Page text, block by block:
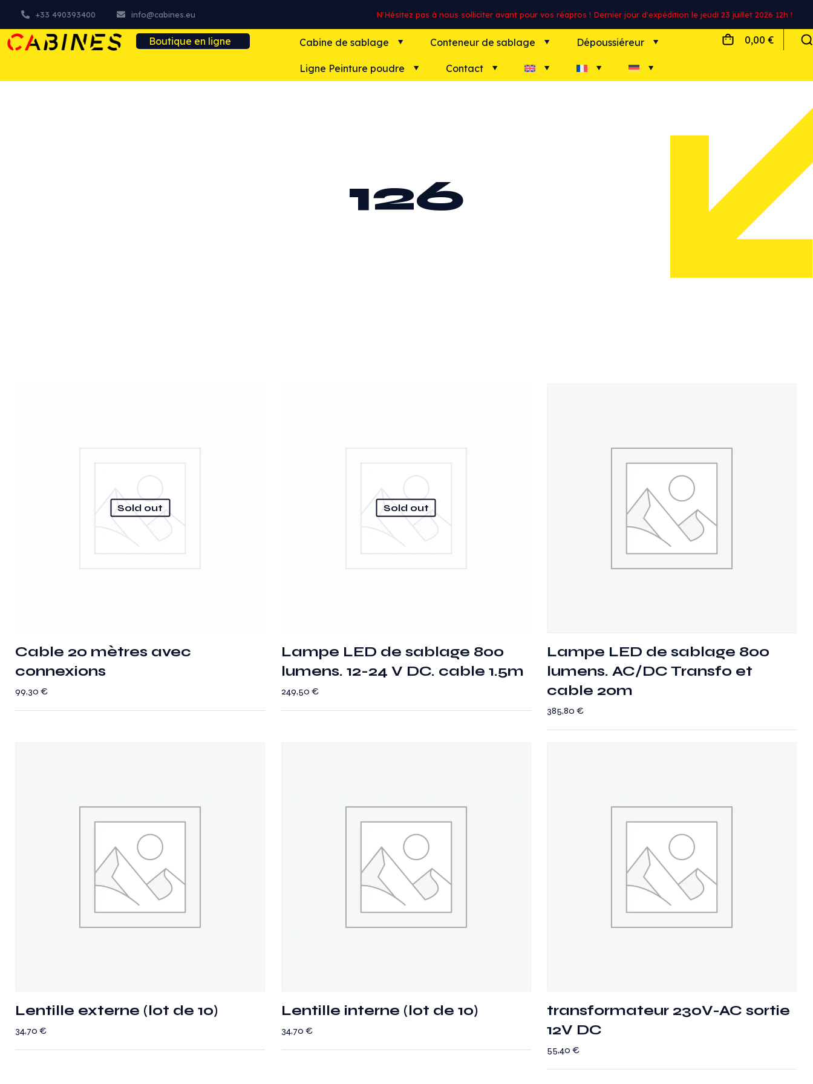
+33 490393400 info@cabines.eu N'Hésitez pas à nous solliciter avant pour vos réapros ! Dernier jour d'expédition le jeudi 23 juillet 2026 12h !
Boutique en ligne Cabine de sablage Conteneur de sablage Dépoussiéreur
Ligne Peinture poudre Contact
0,00 €
126
Sold out
Cable 20 mètres avec
connexions
99,30€
Sold out
Lampe LED de sablage 800
lumens. 12-24 V DC. cable 1.5m
249,50 €
Lampe LED de sablage 800
lumens. AC/DC Transfo et
cable 20m
385,80€
Lentille externe (lot de 10)
34,70€
Lentille interne (lot de 10)
34,70 €
transformateur 230V-AC sortie
12V DC
55,40€